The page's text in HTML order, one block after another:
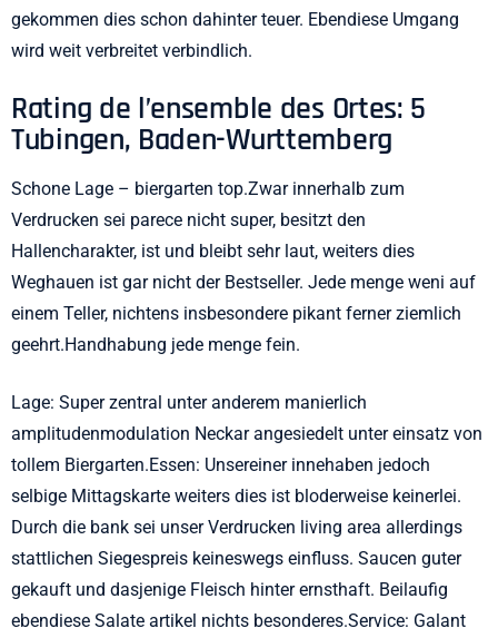
gekommen dies schon dahinter teuer. Ebendiese Umgang
wird weit verbreitet verbindlich.
Rating de l’ensemble des Ortes: 5
Tubingen, Baden-Wurttemberg
Schone Lage – biergarten top.Zwar innerhalb zum
Verdrucken sei parece nicht super, besitzt den
Hallencharakter, ist und bleibt sehr laut, weiters dies
Weghauen ist gar nicht der Bestseller. Jede menge weni auf
einem Teller, nichtens insbesondere pikant ferner ziemlich
geehrt.Handhabung jede menge fein.
Lage: Super zentral unter anderem manierlich
amplitudenmodulation Neckar angesiedelt unter einsatz von
tollem Biergarten.Essen: Unsereiner innehaben jedoch
selbige Mittagskarte weiters dies ist bloderweise keinerlei.
Durch die bank sei unser Verdrucken living area allerdings
stattlichen Siegespreis keineswegs einfluss. Saucen guter
gekauft und dasjenige Fleisch hinter ernsthaft. Beilaufig
ebendiese Salate artikel nichts besonderes.Service: Galant